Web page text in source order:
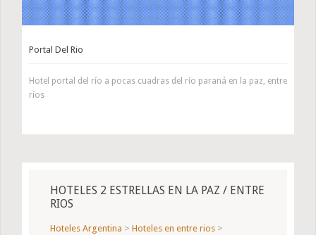
Portal Del Rio
Hotel portal del río a pocas cuadras del río paraná en la paz, entre
ríos
HOTELES 2 ESTRELLAS EN LA PAZ / ENTRE
RIOS
Hoteles Argentina > Hoteles en entre rios >